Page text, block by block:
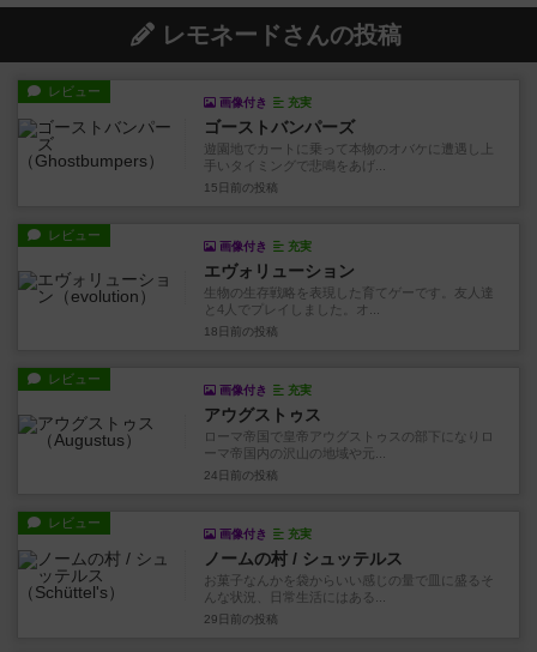
レモネードさんの投稿
レビュー
画像付き 充実
ゴーストバンパーズ
遊園地でカートに乗って本物のオバケに遭遇し上
手いタイミングで悲鳴をあげ...
15日前 の投稿
レビュー
画像付き 充実
エヴォリューション
生物の生存戦略を表現した育てゲーです。友人達
と4人でプレイしました。オ...
18日前 の投稿
レビュー
画像付き 充実
アウグストゥス
ローマ帝国で皇帝アウグストゥスの部下になりロ
ーマ帝国内の沢山の地域や元...
24日前 の投稿
レビュー
画像付き 充実
ノームの村 / シュッテルス
お菓子なんかを袋からいい感じの量で皿に盛るそ
んな状況、日常生活にはある...
29日前 の投稿